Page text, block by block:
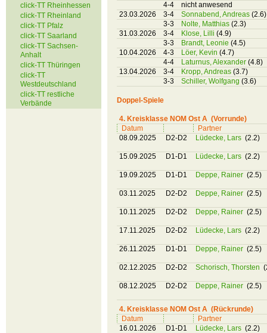
click-TT Rheinhessen
click-TT Rheinland
click-TT Pfalz
click-TT Saarland
click-TT Sachsen-
Anhalt
click-TT Thüringen
click-TT
Westdeutschland
click-TT restliche
Verbände
4-4
nicht anwesend
23.03.2026
3-4 Sonnabend, Andreas (2.6)
3-3
Nolte, Matthias (2.3)
31.03.2026
3-4 Klose, Lilli (4.9)
3-3
Brandt, Leonie (4.5)
10.04.2026
4-3 Löer, Kevin (4.7)
4-4
Laturnus, Alexander (4.8)
13.04.2026
3-4 Kropp, Andreas (3.7)
3-3
Schiller, Wolfgang (3.6)
Doppel-Spiele
4. Kreisklasse NOM Ost A (Vorrunde)
Datum
Partner
08.09.2025
D2-D2 Lüdecke, Lars (2.2)
15.09.2025 D1-D1 Lüdecke, Lars (2.2)
19.09.2025 D1-D1 Deppe, Rainer (2.5)
03.11.2025 D2-D2 Deppe, Rainer (2.5)
10.11.2025 D2-D2 Deppe, Rainer (2.5)
17.11.2025 D2-D2 Lüdecke, Lars (2.2)
26.11.2025 D1-D1 Deppe, Rainer (2.5)
02.12.2025 D2-D2 Schorisch, Thorsten
08.12.2025 D2-D2 Deppe, Rainer (2.5)
4. Kreisklasse NOM Ost A (Rückrunde)
Datum
Partner
16.01.2026
D1-D1 Lüdecke, Lars (2.2)